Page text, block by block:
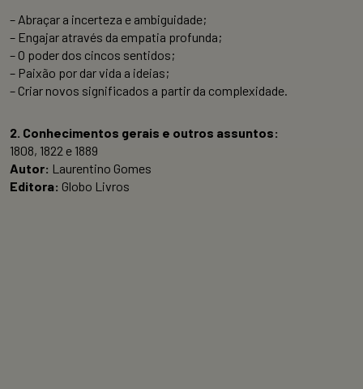
– Abraçar a incerteza e ambiguidade;
– Engajar através da empatia profunda;
– O poder dos cincos sentidos;
– Paixão por dar vida a ideias;
– Criar novos significados a partir da complexidade.
2. Conhecimentos gerais e outros assuntos:
1808, 1822 e 1889
Autor: Laurentino Gomes
Editora: Globo Livros